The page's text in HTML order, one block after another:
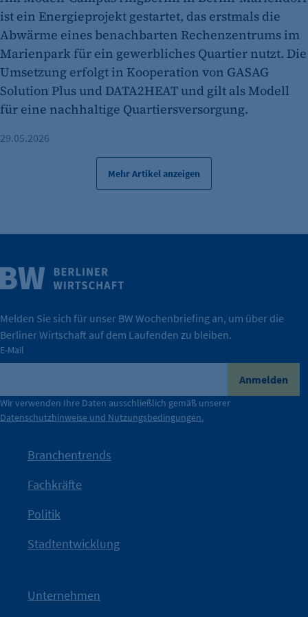
IHK Berlin. Offizieller Unterstützer der Berliner Wirtschaft.
Nach einer aufmerksamkeitsstarken Teaserphase geht die
Kampagne der IHK Berlin in die nächste Stufe. Mit
IHK?“wurde bewusst Neugier geweckt und Gespräche
mit Haltung.
Die Unternehmer stehen stellvertretend für die Vielfalt
der Berliner Wirtschaft.
Durch ihre Perspektiven wird deutlich, was der Claim
konkret bedeutet – und wie die IHK Berlin Unternehmen
tatsächlich unterstützt.
Wirtschaft.
Weitere Infos
ist ein Energieprojekt gestartet, das erstmals die
Abwärme eines benachbarten Rechenzentrums im
Marienpark für ein gewerbliches Quartier nutzt. Die
Umsetzung erfolgt in Kooperation von GASAG
Solution Plus und DATA2HEAT und gilt als Modell
für eine nachhaltige Quartiersversorgung.
29.05.2026
Mehr Artikel anzeigen
Melden Sie sich für unser BW Wochenbriefing an, um über die
Berliner Wirtschaft auf dem Laufenden zu bleiben.
E-Mail
Anmelden
Wir verwenden Ihre Daten ausschließlich gemäß unserer
Datenschutzhinweise und Nutzungsbedingungen.
Branchentrends
Fachkräfte
Politik
Stadtentwicklung
Unternehmen